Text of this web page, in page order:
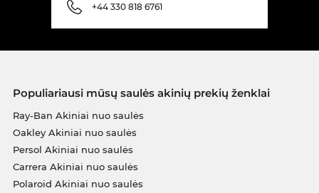
+44 330 818 6761
Populiariausi mūsų saulės akinių prekių ženklai
Ray-Ban Akiniai nuo saulės
Oakley Akiniai nuo saulės
Persol Akiniai nuo saulės
Carrera Akiniai nuo saulės
Polaroid Akiniai nuo saulės